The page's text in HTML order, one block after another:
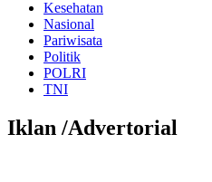
Kesehatan
Nasional
Pariwisata
Politik
POLRI
TNI
Iklan /Advertorial